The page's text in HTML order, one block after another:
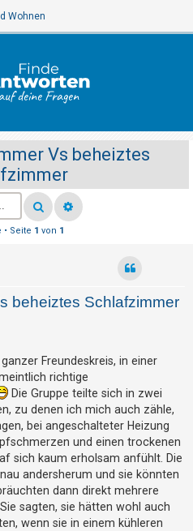
Wohnen
Vs beheiztes
• Seite 1 von 1
beheiztes Schlafzimmer
Freundeskreis, in einer
richtige
Die Gruppe teilte sich in zwei
zu denen ich mich auch zähle,
bei angeschalteter Heizung
und einen trockenen
sich kaum erholsam anfühlt. Die
andersherum und sie könnten
dann direkt mehrere
sagten, sie hätten wohl auch
wenn sie in einem kühleren